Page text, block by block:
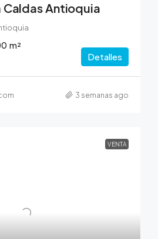
Caldas Antioquia
m²
Detalles
3 semanas ago
VENTA